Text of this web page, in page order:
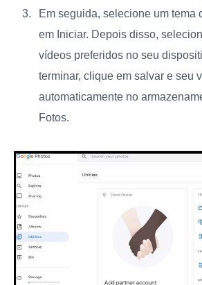
Em seguida, selecione um tema
em Iniciar. Depois disso,
vídeos preferidos no seu
terminar, clique em salvar e seu
automaticamente no
Fotos.